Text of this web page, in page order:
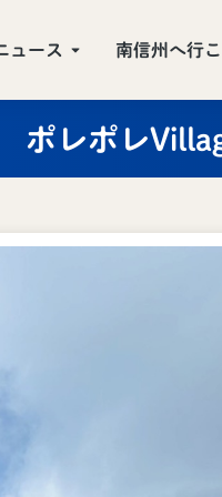
ュース 南信州へ行こ
ポレポレ